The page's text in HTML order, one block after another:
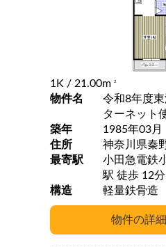
1K / 21.00m 2
物件名
令和8年度
ターネット
築年
1985年03月
住所
神奈川県秦
最寄駅
小田急電鉄
駅 徒歩 12分
構造
軽量鉄骨造